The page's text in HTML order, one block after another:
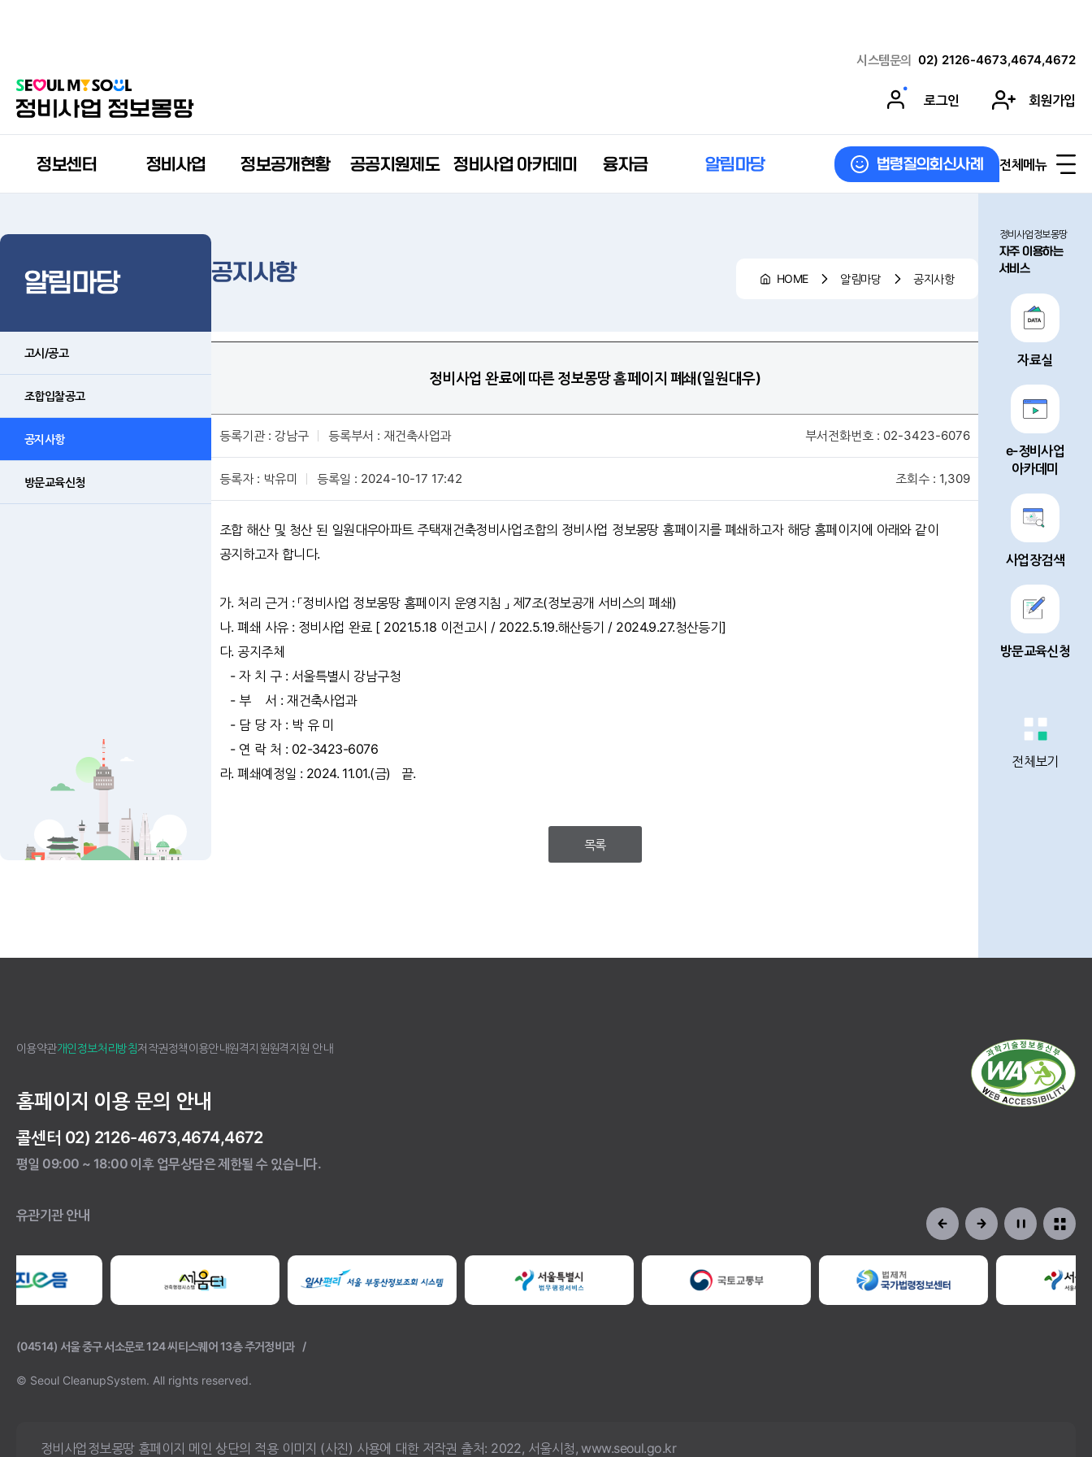
시스템문의 02) 2126-4673,4674,4672
로그인 회원가입
정보센터 정비사업 정보공개현황 공공지원제도 정비사업 아카데미 융자금 알림마당 법령질의회신사례 전체메뉴
알림마당
고시/공고
조합입찰공고
공지사항
방문교육신청
공지사항 HOME 알림마당 공지사항
정비사업 완료에 따른 정보몽땅 홈페이지 폐쇄(일원대우)
등록기관 : 강남구 등록부서 : 재건축사업과 부서전화번호 : 02-3423-6076
등록자 : 박유미 등록일 : 2024-10-17 17:42 조회수 : 1,309
조합 해산 및 청산 된 일원대우아파트 주택재건축정비사업조합의 정비사업 정보몽땅 홈페이지를 폐쇄하고자 해당 홈페이지에 아래와 같이
공지하고자 합니다.
가. 처리 근거 : 「정비사업 정보몽땅 홈페이지 운영지침 」 제7조(정보공개 서비스의 폐쇄)
나. 폐쇄 사유 : 정비사업 완료 [ 2021.5.18 이전고시 / 2022.5.19.해산등기 / 2024.9.27.청산등기]
다. 공지주체
- 자 치 구 : 서울특별시 강남구청
- 부 서 : 재건축사업과
- 담 당 자 : 박 유 미
- 연 락 처 : 02-3423-6076
라. 폐쇄예정일 : 2024. 11.01.(금) 끝.
목록
정비사업정보몽땅
자주 이용하는
서비스
자료실
e-정비사업
아카데미
사업장검색
방문교육신청
정비사업
통계
이용안내
Q&A
전체보기
이용약관개인정보처리방침저작권정책이용안내원격지원원격지원 안내
홈페이지 이용 문의 안내
콜센터 02) 2126-4673,4674,4672
평일 09:00 ~ 18:00 이후 업무상담은 제한될 수 있습니다.
유관기관 안내
(04514) 서울 중구 서소문로 124 씨티스퀘어 13층 주거정비과
© Seoul CleanupSystem. All rights reserved.
정비사업정보몽땅 홈페이지 메인 상단의 적용 이미지 (사진) 사용에 대한 저작권 출처: 2022, 서울시청, www.seoul.go.kr